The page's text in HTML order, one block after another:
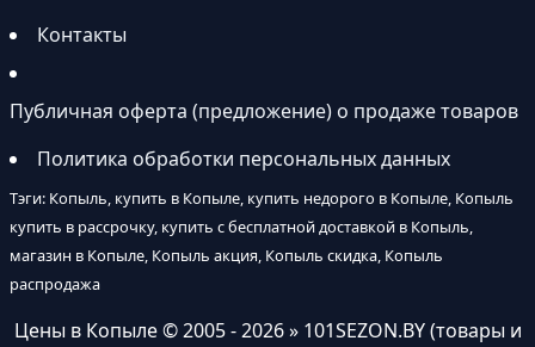
Контакты
Публичная оферта (предложение) о продаже товаров
Политика обработки персональных данных
Тэги: Копыль, купить в Копыле, купить недорого в Копыле, Копыль
купить в рассрочку, купить с бесплатной доставкой в Копыль,
магазин в Копыле, Копыль акция, Копыль скидка, Копыль
распродажа
Цены в Копыле© 2005 - 2026 » 101SEZON.BY (товары и